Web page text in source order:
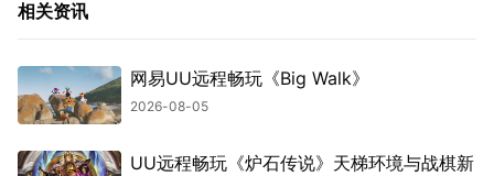
相关资讯
网易UU远程畅玩《Big Walk》
2026-08-05
UU远程畅玩《炉石传说》天梯环境与战棋新